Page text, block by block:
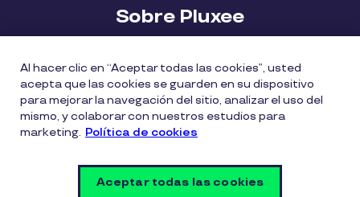
Sobre Pluxee
Mapa del sitio Trabaja con nosotros
Política entrega bonos Pluxee
Políticas de privacidad Términos de uso
Al hacer clic en “Aceptar todas las cookies”, usted
acepta que las cookies se guarden en su dispositivo
para mejorar la navegación del sitio, analizar el uso del
mismo, y colaborar con nuestros estudios para
marketing. Política de cookies
Aceptar todas las cookies